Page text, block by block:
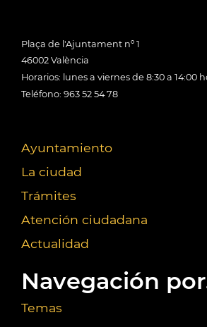
Plaça de l'Ajuntament nº 1
46002 València
Horarios: lunes a viernes de 8:30 a 14:00
Teléfono: 963 52 54 78
Ayuntamiento
La ciudad
Trámites
Atención ciudadana
Actualidad
Navegación
Temas